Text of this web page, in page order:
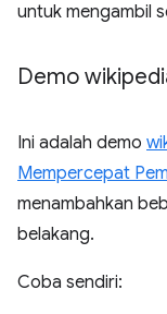
untuk mengambil
Demo
Ini adalah demo
Mempercepat
menambahkan
belakang.
Coba sendiri: